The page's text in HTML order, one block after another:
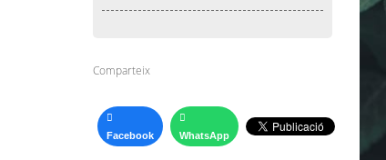
Comparteix
Facebook WhatsApp